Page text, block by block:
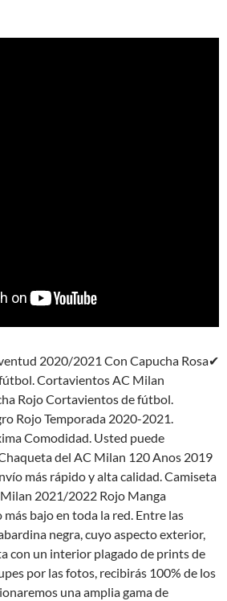
2020/2021 Con Capucha Rosa✔
Cortavientos AC Milan
Rojo Cortavientos de fútbol.
Rojo Temporada 2020-2021.
Comodidad. Usted puede
del AC Milan 120 Anos 2019
más rápido y alta calidad. Camiseta
2021/2022 Rojo Manga
bajo en toda la red. Entre las
negra, cuyo aspecto exterior,
con un interior plagado de prints de
por las fotos, recibirás 100% de los
una amplia gama de